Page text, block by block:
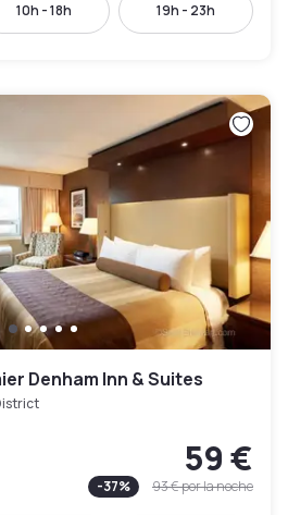
10h - 18h 19h - 23h
Denham Inn & Suites
59 €
-37% 93 €por la noche